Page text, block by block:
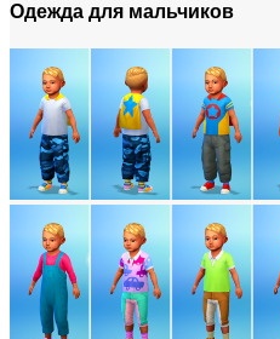
Одежда для мальчиков